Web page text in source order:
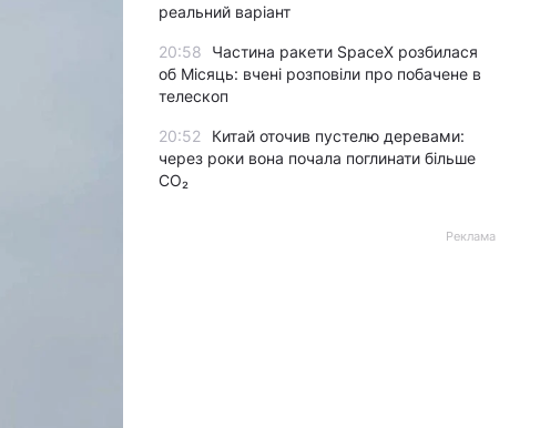
реальний варіант
20:58
Частина ракети SpaceX розбилася
об Місяць: вчені розповіли про побачене в
телескоп
20:52
Китай оточив пустелю деревами:
через роки вона почала поглинати більше
CO₂
Реклама